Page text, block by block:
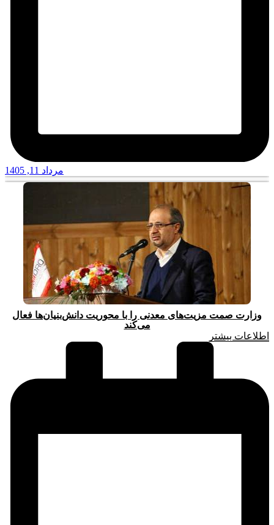
مرداد 11, 1405
وزارت صمت مزیت‌های معدنی را با محوریت دانش‌بنیان‌ها فعال
می‌کند
اطلاعات بیشتر